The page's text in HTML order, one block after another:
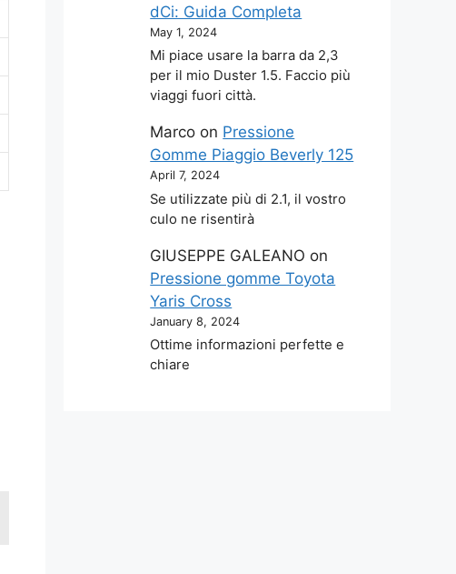
dCi: Guida Completa
May 1, 2024
Mi piace usare la barra da 2,3
per il mio Duster 1.5. Faccio più
viaggi fuori città.
Marco on Pressione
Gomme Piaggio Beverly 125
April 7, 2024
Se utilizzate più di 2.1, il vostro
culo ne risentirà
GIUSEPPE GALEANO on
Pressione gomme Toyota
Yaris Cross
January 8, 2024
Ottime informazioni perfette e
chiare